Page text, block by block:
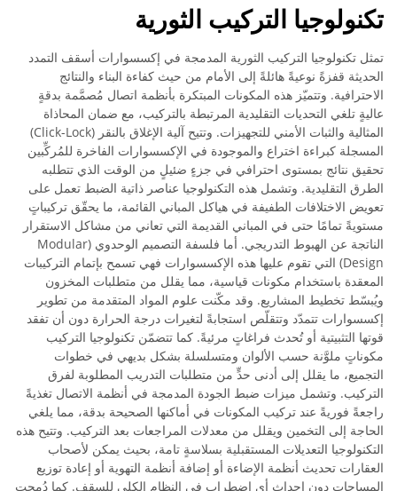
تكنولوجيا التركيب الثورية
تمثل تكنولوجيا التركيب الثورية المدمجة في إكسسوارات أسقف التمدد
الحديثة قفزةً نوعيةً هائلةً إلى الأمام من حيث كفاءة البناء والنتائج
الاحترافية. وتتميّز هذه المكونات المبتكرة بأنظمة اتصال مُصمَّمة بدقةٍ
عاليةٍ تلغي التحديات التقليدية المرتبطة بالتركيب، مع ضمان المحاذاة
المثالية والثبات الأمني للتجهيزات. وتتيح آلية الإغلاق بالنقر (Click-Lock)
المسجلة كبراءة اختراع والموجودة في الإكسسوارات الفاخرة للمُركِّبين
تحقيق نتائج بمستوى احترافي في جزءٍ ضئيلٍ من الوقت الذي تتطلبه
الطرق التقليدية. وتشمل هذه التكنولوجيا عناصر ذاتية الضبط تعمل على
تعويض الاختلافات الطفيفة في هياكل المباني القائمة، ما يحقّق تركيباتٍ
مستويةً تمامًا حتى في المباني القديمة التي تعاني من مشاكل الاستقرار
الناتجة عن الهبوط التدريجي. أما فلسفة التصميم الوحدوي (Modular
Design) التي تقوم عليها هذه الإكسسوارات فهي تسمح بإتمام التركيبات
المعقدة باستخدام مكونات قياسية، مما يقلل من متطلبات المخزون
ويُبسّط تخطيط المشاريع. وقد مكّنت علوم المواد المتقدمة من تطوير
إكسسوارات تتمدّد وتتقلّص استجابةً لتغيرات درجة الحرارة دون أن تفقد
قوتها التثبيتية أو تُحدث فراغاتٍ مرئيةً. كما تتضمّن تكنولوجيا التركيب
مكوناتٍ ملوَّنة حسب الألوان ومتسلسلة بشكل بديهي في خطوات
التجميع، ما يقلل إلى أدنى حدٍّ من متطلبات التدريب المطلوبة لفرق
التركيب. وتشمل ميزات ضبط الجودة المدمجة في أنظمة الاتصال تغذيةً
راجعةً فوريةً عند تركيب المكونات في أماكنها الصحيحة بدقة، مما يلغي
الحاجة إلى التخمين ويقلل من معدلات المراجعات بعد التركيب. وتتيح هذه
التكنولوجيا التعديلات المستقبلية بسلاسةٍ تامة، بحيث يمكن لأصحاب
العقارات تحديث أنظمة الإضاءة أو إضافة أنظمة التهوية أو إعادة توزيع
المساحات دون إحداث أي اضطرابٍ في النظام الكلي للسقف. كما دُمجت